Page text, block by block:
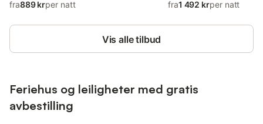
fra889 krper natt
fra1 492 krper natt
Vis alle tilbud
Feriehus og leiligheter med gratis
avbestilling